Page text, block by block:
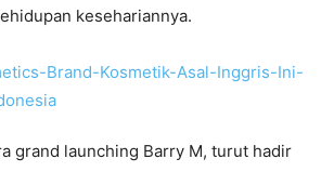
kesehariannya.
grand launching Barry M, turut hadir